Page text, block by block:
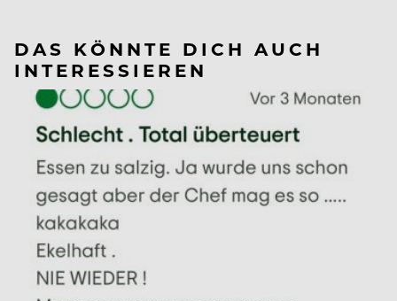
DAS KÖNNTE DICH AUCH
INTERESSIEREN